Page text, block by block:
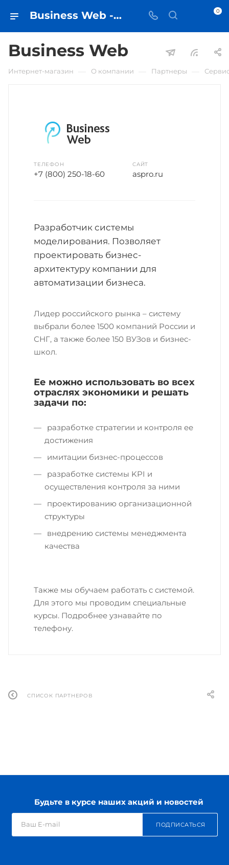
Business Web - iЧехол 0
Business Web
Интернет-магазин О компании Партнеры
ТЕЛЕФОН
+7 (800) 250-18-60
САЙТ
aspro.ru
Разработчик системы
моделирования. Позволяет
проектировать бизнес-
архитектуру компании для
автоматизации бизнеса.
Лидер российского рынка – систему
выбрали более 1500 компаний России и
СНГ, а также более 150 ВУЗов и бизнес-
школ.
Ее можно использовать во всех
отраслях экономики и решать
задачи по:
разработке стратегии и контроля ее
достижения
имитации бизнес-процессов
разработке системы KPI и
осуществления контроля за ними
проектированию организационной
структуры
внедрению системы менеджмента
качества
Также мы обучаем работать с системой.
Для этого мы проводим специальные
курсы. Подробнее узнавайте по
телефону.
СПИСОК ПАРТНЕРОВ
Будьте в курсе наших акций и новостей
ПОДПИСАТЬСЯ